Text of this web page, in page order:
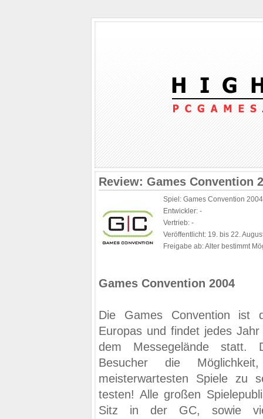
Review: Games
Spiel: Games Convention 2004
Entwickler: -
Vertrieb: -
Veröffentlicht: 19. bis 22.
Freigabe ab: Alter bestimmt
Games Convention 2004
Die Games Convention ist
Europas und findet jedes
dem Messegelände statt.
Besucher die
meisterwartesten Spiele zu
testen! Alle großen
Sitz in der GC, sowie